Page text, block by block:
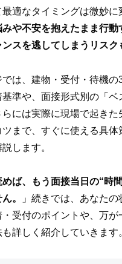
適なタイミングは微妙に
みや不安を抱えたまま行動
スを逃してしまうリスク
では、建物・受付・待機の
準や、面接形式別の「ベ
らには実際に現場で起きた
まで、すぐに使える具体
します。
めば、もう面接当日の“時
。
」続きでは、あなたの
受付のポイントや、万が
詳しく紹介していきます